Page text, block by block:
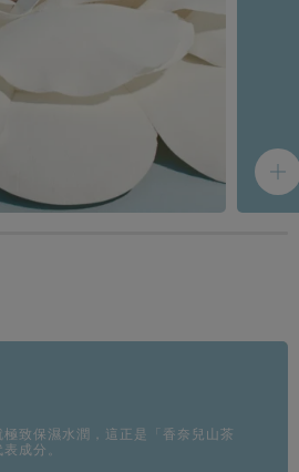
致保濕水潤，這正是「香奈兒山茶
成分。